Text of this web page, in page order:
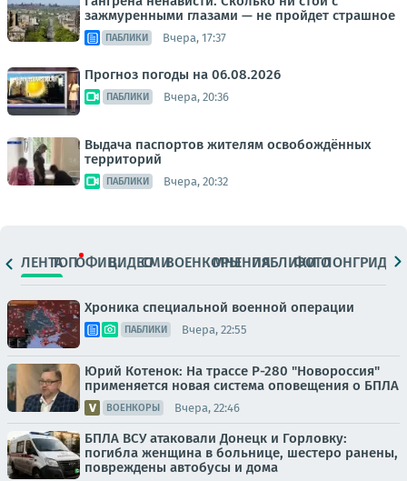
зажмуренными глазами — не пройдет страшное
ПАБЛИКИ Вчера, 17:37
Прогноз погоды на 06.08.2026
ПАБЛИКИ Вчера, 20:36
Выдача паспортов жителям освобождённых
территорий
ПАБЛИКИ Вчера, 20:32
ЛЕНТАТОПОФИЦ.ВИДЕОСМИВОЕНКОРЫМНЕНИЯПАБЛИКИ
ФОТОЛОНГРИДЫ
Хроника специальной военной операции
ПАБЛИКИ Вчера, 22:55
Юрий Котенок: На трассе Р-280 "Новороссия"
применяется новая система оповещения о БПЛА
ВОЕНКОРЫ Вчера, 22:46
БПЛА ВСУ атаковали Донецк и Горловку:
погибла женщина в больнице, шестеро ранены,
повреждены автобусы и дома